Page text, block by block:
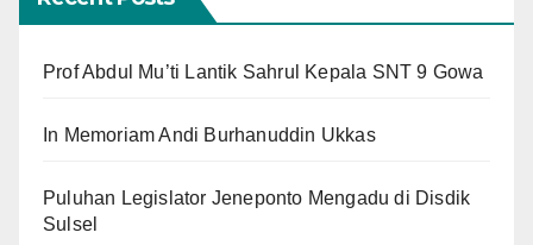
Prof Abdul Mu’ti Lantik Sahrul Kepala SNT 9 Gowa
In Memoriam Andi Burhanuddin Ukkas
Puluhan Legislator Jeneponto Mengadu di Disdik
Sulsel